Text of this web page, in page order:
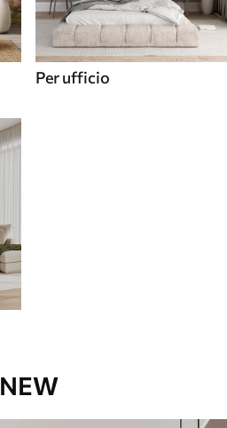
Per ufficio
NEW